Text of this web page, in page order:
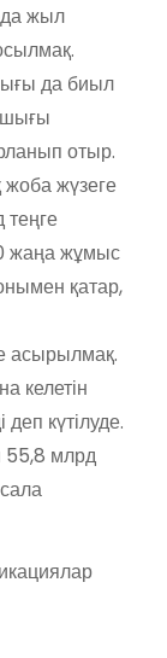
жыл
да биыл
отыр.
жүзеге
жаңа жұмыс
қатар,
асырылмақ.
келетін
күтілуде.
55,8 млрд